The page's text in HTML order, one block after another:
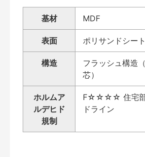
基材 MDF
表面 ポリサンドシー
構造
フラッシュ構造
芯）
ホルムア
ルデヒド
規制
F☆☆☆☆ 住宅部
ドライン